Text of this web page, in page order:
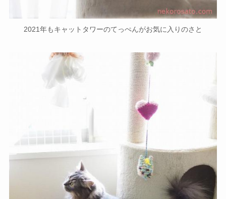
2021年もキャットタワーのてっぺんがお気に入りのさと